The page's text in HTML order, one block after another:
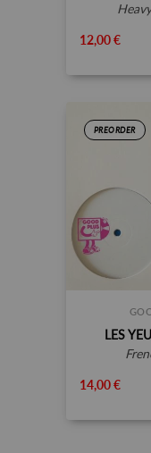
12,00 €
PREORDER
LES
14,00 €